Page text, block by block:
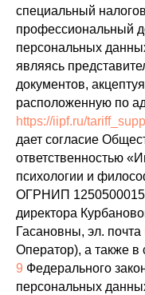
специальный
профессиональный
персональных
являясь
документов,
расположенную по
https://iipf.ru/
дает согласие
ответственностью
психологии и
ОГРНИП
директора
Гасановны, эл. почта
Оператор), а также в
9 Федерального
персональных